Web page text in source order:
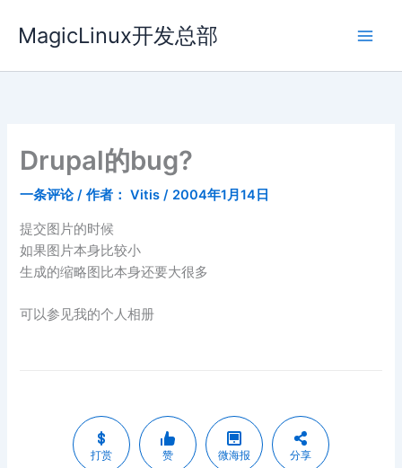
容
MagicLinux开发总部
Drupal的bug?
一条评论 / 作者： Vitis/ 2004年1月14日
提交图片的时候
如果图片本身比较小
生成的缩略图比本身还要大很多
可以参见我的个人相册
打赏 赞 微海报 分享